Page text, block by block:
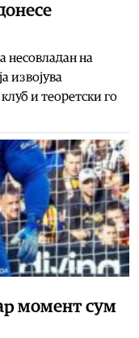
несовладан на
извојува
и теоретски го
момент сум